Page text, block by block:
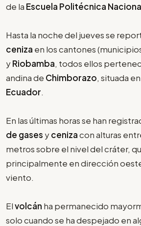
de la Escuela Politécnica
Hasta la noche del jueves se
ceniza en los cantones
yRiobamba, todos ellos
andina de Chimborazo, situada
Ecuador.
En las últimas horas se han
de gases ycenizacon alturas
metros sobre el nivel del cráter,
principalmente en dirección
viento.
Elvolcán ha permanecido
solo cuando se ha despejado en